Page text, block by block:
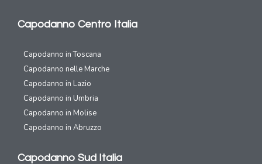
Capodanno Centro Italia
Capodanno in Toscana
Capodanno nelle Marche
Capodanno in Lazio
Capodanno in Umbria
Capodanno in Molise
Capodanno in Abruzzo
Capodanno Sud Italia